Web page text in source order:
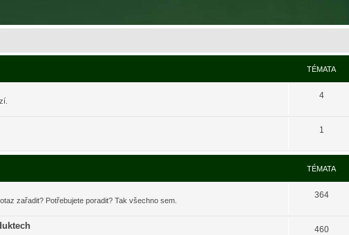
TÉMATA
4
1
TÉMATA
zařadit? Potřebujete poradit? Tak všechno sem.
364
460